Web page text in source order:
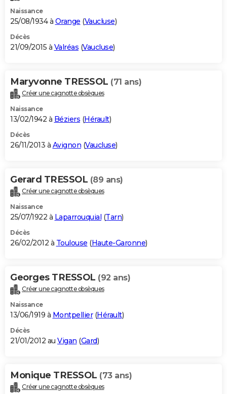
Naissance
25/08/1934 à Orange (Vaucluse)
Décès
21/09/2015 à Valréas (Vaucluse)
Maryvonne TRESSOL (71 ans)
Créer une cagnotte obsèques
Naissance
13/02/1942 à Béziers (Hérault)
Décès
26/11/2013 à Avignon (Vaucluse)
Gerard TRESSOL (89 ans)
Créer une cagnotte obsèques
Naissance
25/07/1922 à Laparrouquial (Tarn)
Décès
26/02/2012 à Toulouse (Haute-Garonne)
Georges TRESSOL (92 ans)
Créer une cagnotte obsèques
Naissance
13/06/1919 à Montpellier(Hérault)
Décès
21/01/2012 au Vigan (Gard)
Monique TRESSOL (73 ans)
Créer une cagnotte obsèques